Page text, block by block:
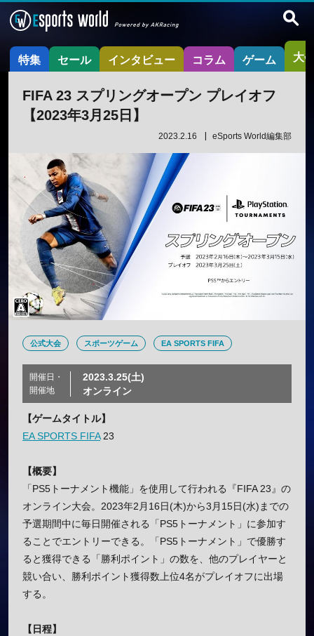
特集 セール インタビュー コラム ゲーム 大
FIFA 23 スプリングオープン プレイオフ
【2023年3月25日】
2023.2.16 eSports World編集部
公式大会 スポーツゲーム EA SPORTS FIFA
開催日・
開催地
2023.3.25(土)
オンライン
【ゲームタイトル】
EA SPORTS FIFA23
【概要】
「PS5トーナメント機能」を使用して行われる『FIFA 23』の
オンライン大会。2023年2月16日(木)から3月15日(水)までの
予選期間中に毎日開催される「PS5トーナメント」に参加す
ることでエントリーできる。「PS5トーナメント」で優勝す
ると獲得できる「勝利ポイント」の数を、他のプレイヤーと
競い合い、勝利ポイント獲得数上位4名がプレイオフに出場
する。
【日程】